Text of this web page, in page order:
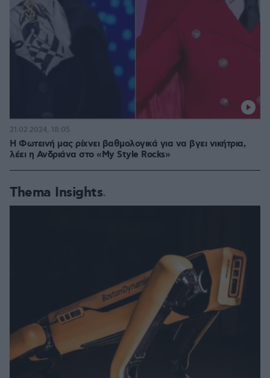
Η Φωτεινή μας ρίχνει βαθμολογικά για να βγει νικήτρια,
λέει η Ανδριάνα στο «My Style Rocks»
21.02.2024, 18:05
Thema Insights